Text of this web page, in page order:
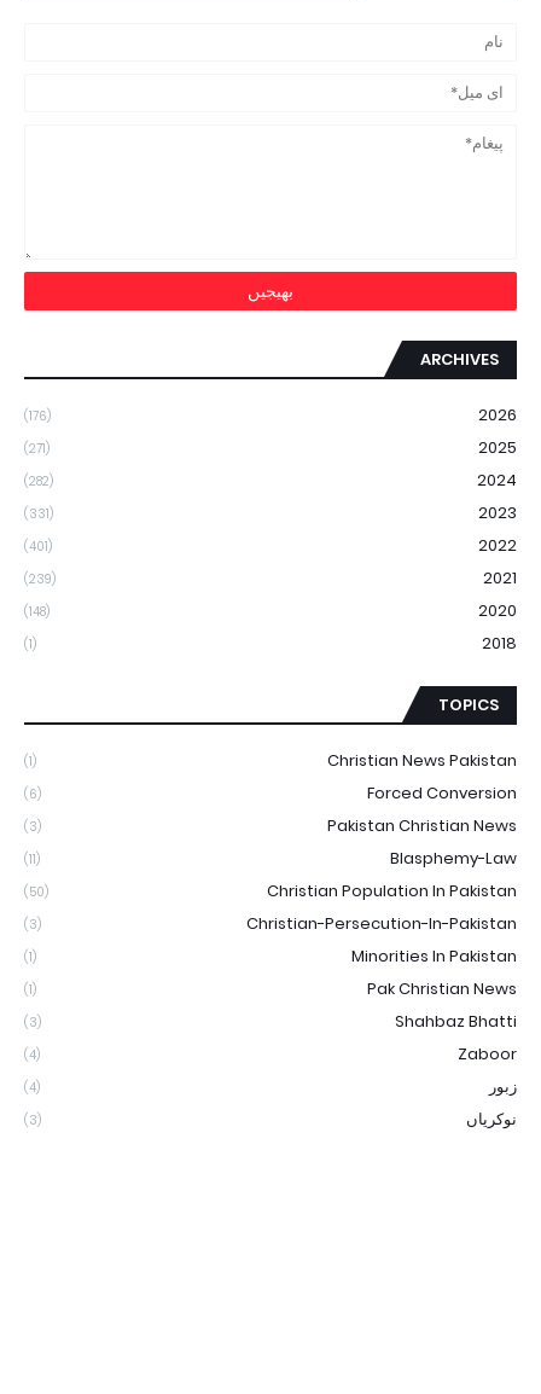
ARCHIVES
2026
(176)
2025
(271)
2024
(282)
2023
(331)
2022
(401)
2021
(239)
2020
(148)
2018
(1)
TOPICS
Christian News Pakistan
(1)
Forced Conversion
(6)
Pakistan Christian News
(3)
Blasphemy-Law
(11)
Christian Population In Pakistan
(50)
Christian-Persecution-In-Pakistan
(3)
Minorities In Pakistan
(1)
Pak Christian News
(1)
Shahbaz Bhatti
(3)
Zaboor
(4)
زبور (4)
نوکریاں (3)